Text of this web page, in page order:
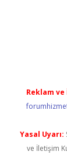
Reklam
Yasal Uyarı:
ve İletişim